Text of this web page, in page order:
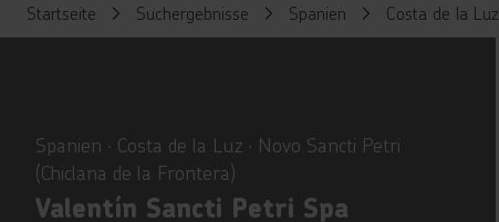
Startseite Suchergebnisse Spanien Costa de la Luz
Spanien ∙ Costa de la Luz ∙ Novo Sancti Petri
(Chiclana de la Frontera)
Valentín Sancti Petri Spa